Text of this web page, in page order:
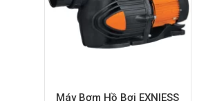
Máy Bơm Hồ Bơi EXNIESS